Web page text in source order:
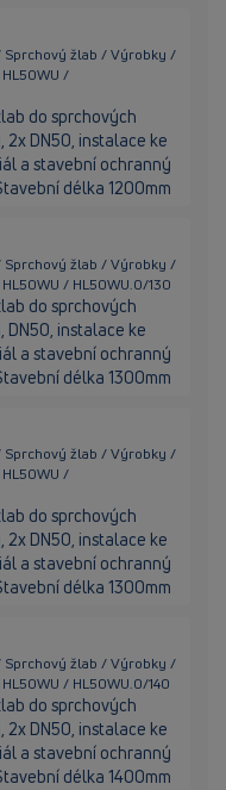
žlab / Výrobky /
/
do sprchových
DN50, instalace ke
a stavební ochranný
délka 1200mm
žlab / Výrobky /
/ HL50WU.0/130
do sprchových
DN50, instalace ke
a stavební ochranný
délka 1300mm
žlab / Výrobky /
/
do sprchových
DN50, instalace ke
a stavební ochranný
délka 1300mm
žlab / Výrobky /
/ HL50WU.0/140
do sprchových
DN50, instalace ke
a stavební ochranný
délka 1400mm